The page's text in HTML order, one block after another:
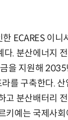
ECARES 이니
다. 분산에너지
을 지원해
를 구축한다.
고 분산배터리
키예는 국제사